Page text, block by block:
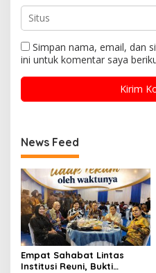
Simpan nama, email, dan
ini untuk komentar saya
News Feed
Empat Sahabat Lintas
Institusi Reuni, Bukti